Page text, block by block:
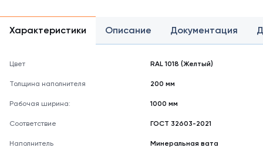
оттенку.
Характеристики Описание Документация
Цвет RAL 1018 (Желтый)
Толщина наполнителя 200 мм
Рабочая ширина: 1000 мм
Соответствие ГОСТ 32603-2021
Наполнитель Минеральная вата